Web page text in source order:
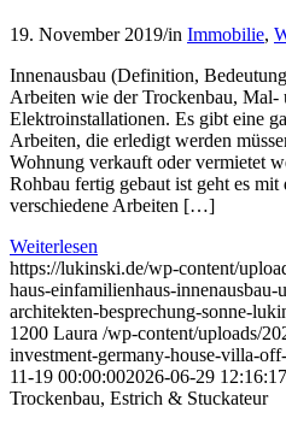
19. November 2019/in Immobilie,
Innenausbau (Definition,
Arbeiten wie der Trockenbau, Mal-
Elektroinstallationen. Es gibt eine
Arbeiten, die erledigt werden
Wohnung verkauft oder vermietet
Rohbau fertig gebaut ist geht es
verschiedene Arbeiten […]
Weiterlesen
https://lukinski.de/wp-content/
haus-einfamilienhaus-
architekten-besprechung-sonne-
1200 Laura /wp-content/uploads/
investment-germany-house-villa-
11-19 00:00:002026-06-29 12:16:17
Trockenbau, Estrich & Stuckateur